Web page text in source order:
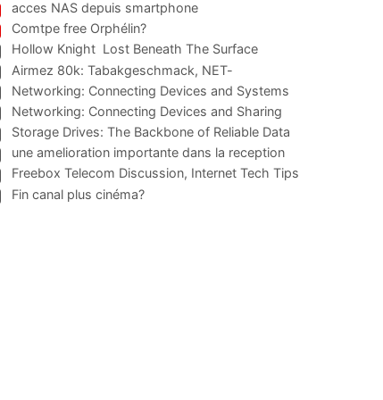
acces NAS depuis smartphone
Comtpe free Orphélin?
Hollow Knight  Lost Beneath The Surface
Airmez 80k: Tabakgeschmack, NET-
Technologie und Leistung im
Networking: Connecting Devices and Systems
Networking: Connecting Devices and Sharing
Information
Storage Drives: The Backbone of Reliable Data
Management
une amelioration importante dans la reception
WIFI
Freebox Telecom Discussion, Internet Tech Tips
Communi
Fin canal plus cinéma?